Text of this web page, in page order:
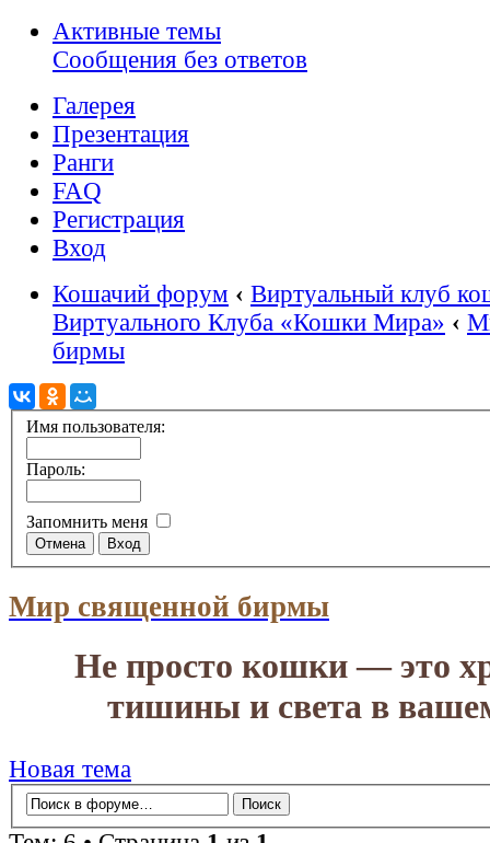
Активные темы
Сообщения без ответов
Галерея
Презентация
Ранги
FAQ
Регистрация
Вход
Кошачий форум ‹ Виртуальный клуб
Виртуального Клуба «Кошки Мира» ‹
бирмы
Имя пользователя:
Пароль:
Запомнить меня
Мир священной бирмы
Не просто кошки — это
тишины и света в
Новая тема